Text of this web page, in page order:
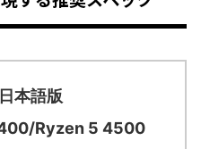
本語版
Ryzen 5 4500